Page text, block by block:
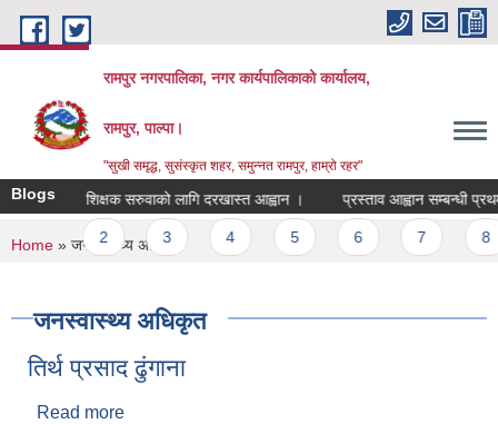
Skip to main content
रामपुर नगरपालिका, नगर कार्यपालिकाको कार्यालय,
रामपुर, पाल्पा।
"सुखी समृद्ध, सुसंस्कृत शहर, समुन्नत रामपुर, हाम्रो रहर"
Blogs
स्थानिय शिक्षक सरुवाको लागि दरखास्त आह्वान । प्रस्ताव आह्वान सम्बन्धी
Pages
2 3
You are here
Home » जनस्वास्थ्य अधिकृत
जनस्वास्थ्य अधिकृत
तिर्थ प्रसाद ढुंगाना
Read more